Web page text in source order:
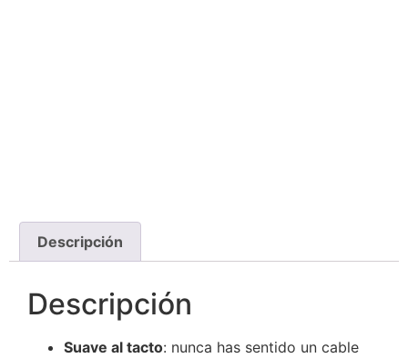
Descripción
Descripción
Suave al tacto: nunca has sentido un cable